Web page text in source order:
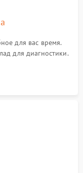
для вас время.
для диагностики.